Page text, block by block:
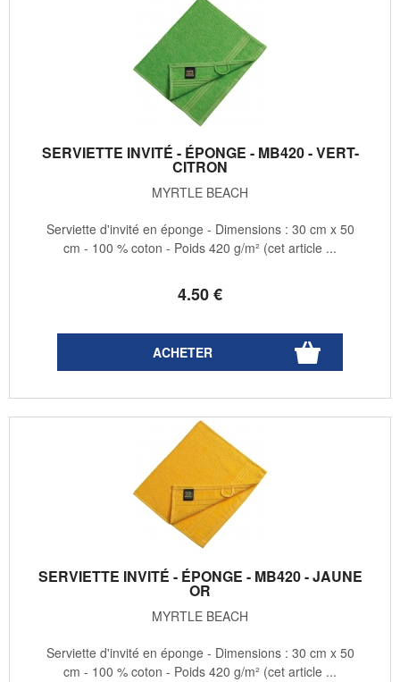
SERVIETTE INVITÉ - ÉPONGE - MB420 - VERT-
CITRON
MYRTLE BEACH
4.50€
Serviette d'invité en éponge - Dimensions : 30 cm x 50
cm - 100 % coton - Poids 420 g/m² (cet article ...
SERVIETTE INVITÉ - ÉPONGE - MB420 - JAUNE
OR
MYRTLE BEACH
Serviette d'invité en éponge - Dimensions : 30 cm x 50
cm - 100 % coton - Poids 420 g/m² (cet article ...